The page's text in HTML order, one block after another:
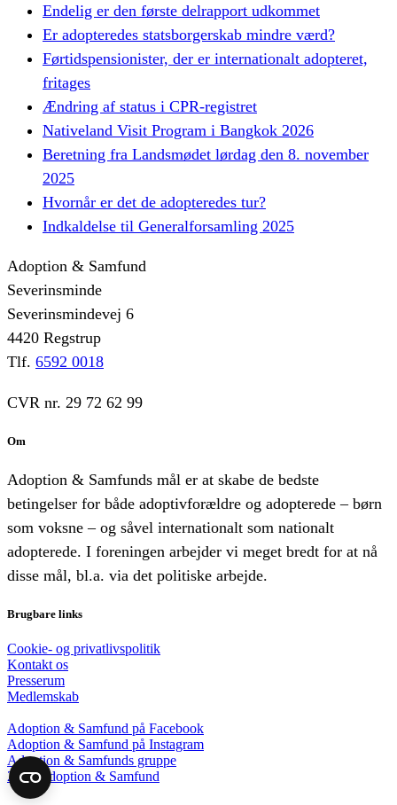
Endelig er den første delrapport udkommet
Er adopteredes statsborgerskab mindre værd?
Førtidspensionister, der er internationalt adopteret,
fritages
Ændring af status i CPR-registret
Nativeland Visit Program i Bangkok 2026
Beretning fra Landsmødet lørdag den 8. november
2025
Hvornår er det de adopteredes tur?
Indkaldelse til Generalforsamling 2025
Adoption & Samfund
Severinsminde
Severinsmindevej 6
4420 Regstrup
Tlf. 6592 0018
CVR nr. 29 72 62 99
Om
Adoption & Samfunds mål er at skabe de bedste
betingelser for både adoptivforældre og adopterede – børn
som voksne – og såvel internationalt som nationalt
adopterede. I foreningen arbejder vi meget bredt for at nå
disse mål, bl.a. via det politiske arbejde.
Brugbare links
Cookie- og privatlivspolitik
Kontakt os
Presserum
Medlemskab
Adoption & Samfund på Facebook
Adoption & Samfund på Instagram
Adoption & Samfunds gruppe
2018 Adoption & Samfund